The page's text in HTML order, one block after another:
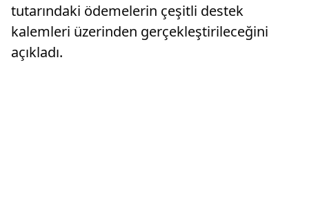
tutarındaki ödemelerin çeşitli destek
kalemleri üzerinden gerçekleştirileceğini
açıkladı.